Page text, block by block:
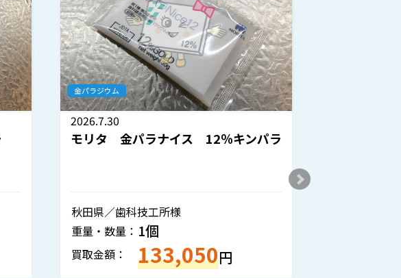
パラ
金パラジウム
2026.7.29
金歯 入歯
静岡県／個人様
重量・数量：
買取金額： 143,520